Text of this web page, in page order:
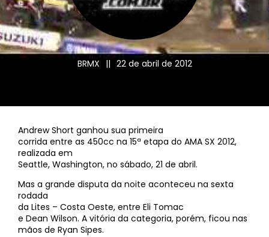
BRMX || 22 de abril de 2012
Andrew Short ganhou sua primeira
corrida entre as 450cc na 15ª etapa do AMA SX 2012,
realizada em
Seattle, Washington, no sábado, 21 de abril.
Mas a grande disputa da noite aconteceu na sexta
rodada
da Lites – Costa Oeste, entre Eli Tomac
e Dean Wilson. A vitória da categoria, porém, ficou nas
mãos de Ryan Sipes.